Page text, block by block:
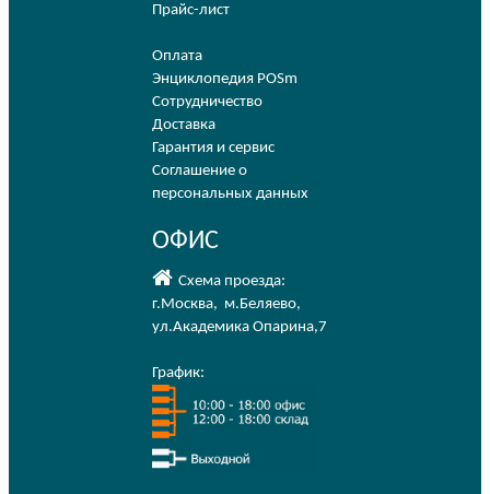
Прайс-лист
Оплата
Энциклопедия POSm
Сотрудничество
Доставка
Гарантия и сервис
Соглашение о
персональных данных
ОФИС
Схема проезда:
г.Москва, м.Беляево,
ул.Академика Опарина,7
График: